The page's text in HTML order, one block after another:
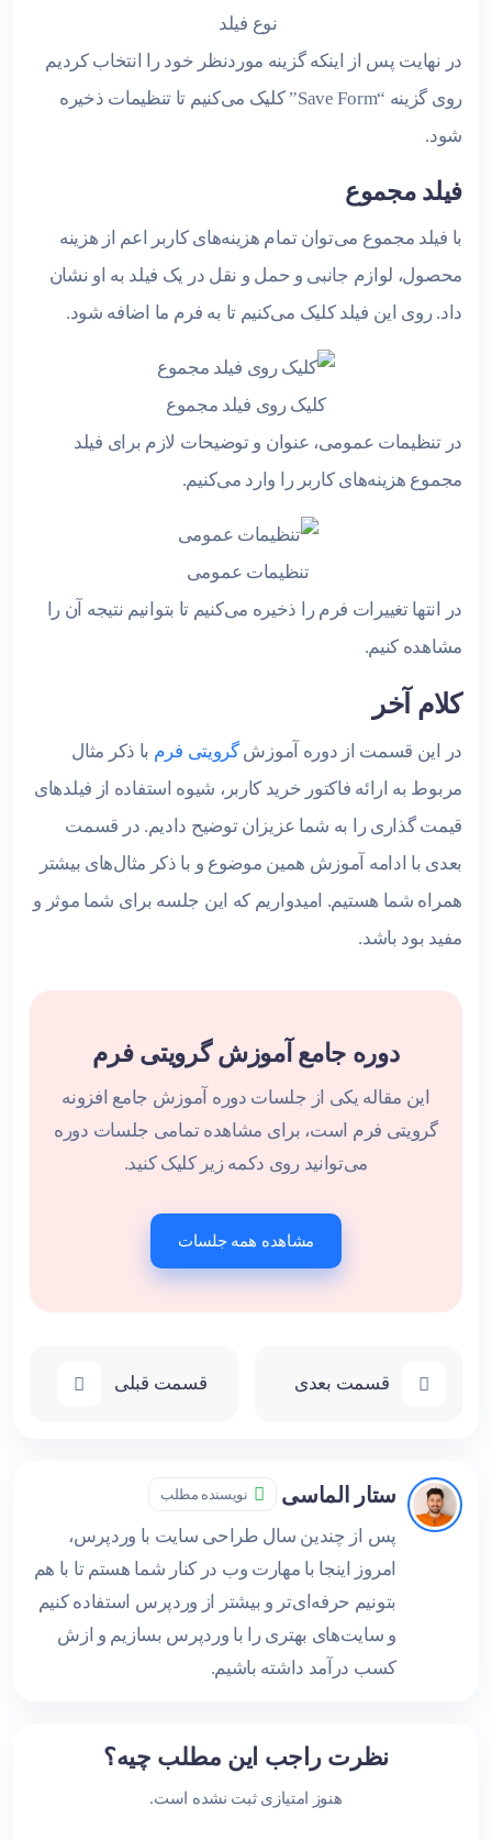
نوع فیلد
در نهایت پس از اینکه گزینه موردنظر خود را انتخاب کردیم
روی گزینه “Save Form” کلیک می‌کنیم تا تنظیمات ذخیره
شود.
فیلد مجموع
با فیلد مجموع می‌توان تمام هزینه‌های کاربر اعم از هزینه
محصول، لوازم جانبی و حمل و نقل در یک فیلد به او نشان
داد. روی این فیلد کلیک می‌کنیم تا به فرم ما اضافه شود.
کلیک روی فیلد مجموع
در تنظیمات عمومی، عنوان و توضیحات لازم برای فیلد
مجموع هزینه‌های کاربر را وارد می‌کنیم.
تنظیمات عمومی
در انتها تغییرات فرم را ذخیره می‌کنیم تا بتوانیم نتیجه آن را
مشاهده کنیم.
کلام آخر
در این قسمت از دوره آموزشگرویتی فرم با ذکر مثال
مربوط به ارائه فاکتور خرید کاربر، شیوه استفاده از فیلدهای
قیمت‌ گذاری را به شما عزیزان توضیح دادیم. در قسمت
بعدی با ادامه آموزش همین موضوع و با ذکر مثال‌های بیشتر
همراه شما هستیم. امیدواریم که این جلسه برای شما موثر و
مفید بود باشد.
دوره جامع آموزش گرویتی فرم
این مقاله یکی از جلسات دوره آموزش جامع افزونه
گرویتی فرم است، برای مشاهده تمامی جلسات دوره
می‌توانید روی دکمه زیر کلیک کنید.
مشاهده همه جلسات
قسمت بعدی قسمت قبلی
ستار الماسی نویسنده مطلب
پس از چندین سال طراحی سایت با وردپرس،
امروز اینجا با مهارت وب در کنار شما هستم تا با هم
بتونیم حرفه‌ای‌تر و بیشتر از وردپرس استفاده کنیم
و سایت‌های بهتری را با وردپرس بسازیم و ازش
کسب درآمد داشته باشیم.
نظرت راجب این مطلب چیه؟
هنوز امتیازی ثبت نشده است.